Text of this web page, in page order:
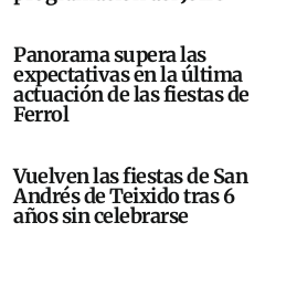
Panorama supera las
expectativas en la última
actuación de las fiestas de
Ferrol
Vuelven las fiestas de San
Andrés de Teixido tras 6
años sin celebrarse